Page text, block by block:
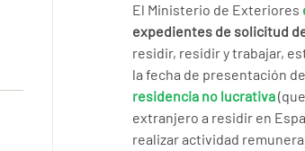
El Ministerio de Exteriores
expedientes de solicitud
residir, residir y trabajar,
la fecha de presentación
residencia no lucrativa
extranjero a residir en
realizar actividad